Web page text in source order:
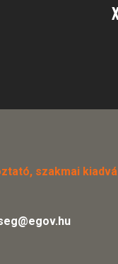
szakmai